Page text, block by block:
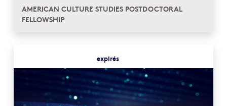
AMERICAN CULTURE STUDIES POSTDOCTORAL
FELLOWSHIP
expirés